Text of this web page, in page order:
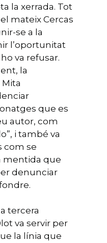
la xerrada. Tot
mateix Cercas
se a la
l’oportunitat
va refusar.
la
que es
autor, com
i també va
com se
mentida que
denunciar
tercera
va servir per
la línia que